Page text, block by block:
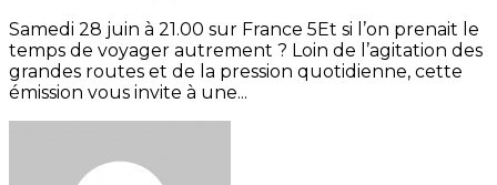
Samedi 28 juin à 21.00 sur France 5Et si l’on prenait le
temps de voyager autrement ? Loin de l’agitation des
grandes routes et de la pression quotidienne, cette
émission vous invite à une...